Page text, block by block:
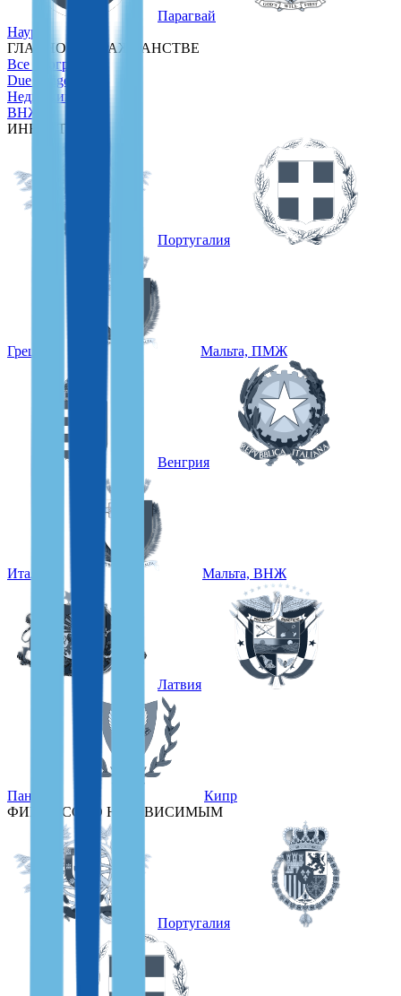
Парагвай
Науру
ГЛАВНОЕ О ГРАЖДАНСТВЕ
Все программы
Due Diligence
Недвижимость
ВНЖ
ИНВЕСТОРАМ
Португалия
Греция Мальта, ПМЖ
Венгрия
Италия Мальта, ВНЖ
Латвия
Панама
Кипр
ФИНАНСОВО НЕЗАВИСИМЫМ
Португалия